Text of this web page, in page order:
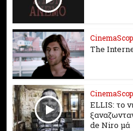
The
ELLIS: το
de Niro μά